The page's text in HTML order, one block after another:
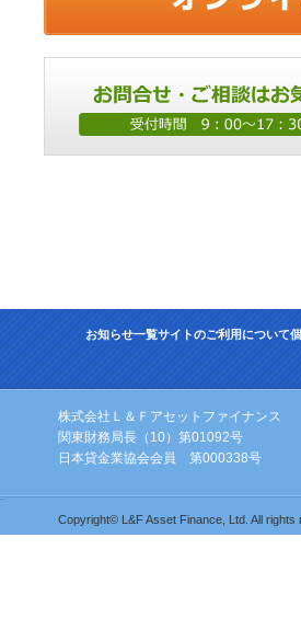
お知らせ一覧サイトのご利用について
株式会社Ｌ＆Ｆアセットファイナンス
関東財務局長（10）第01092号
日本貸金業協会会員 第000338号
Copyright© L&F Asset Finance, Ltd. All rights